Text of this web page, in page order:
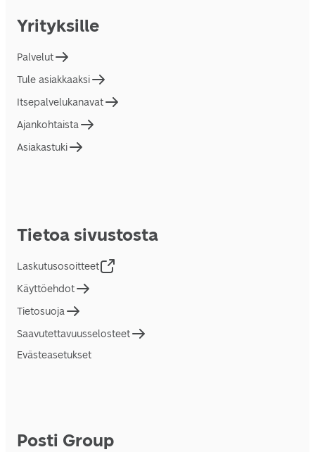
Yrityksille
Palvelut
Tule asiakkaaksi
Itsepalvelukanavat
Ajankohtaista
Asiakastuki
Tietoa sivustosta
Laskutusosoitteet
Käyttöehdot
Tietosuoja
Saavutettavuusselosteet
Evästeasetukset
Posti Group